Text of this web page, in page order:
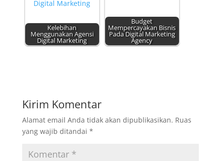
Kelebihan
Menggunakan Agensi
Digital Marketing
Budget
Mempercayakan Bisnis
Pada Digital Marketing
Agency
Kirim Komentar
Alamat email Anda tidak akan dipublikasikan. Ruas
yang wajib ditandai *